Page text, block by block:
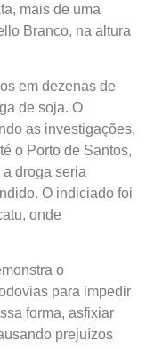
mais de uma
Branco, na altura
em dezenas de
de soja. O
as investigações,
o Porto de Santos,
droga seria
O indiciado foi
onde
o
para impedir
forma, asfixiar
prejuízos